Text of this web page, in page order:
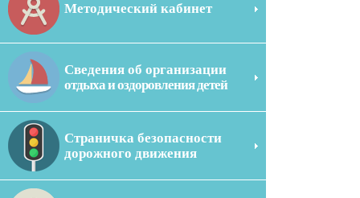
Методический кабинет
Сведения об организации
отдыха и оздоровления детей
Страничка безопасности
дорожного движения